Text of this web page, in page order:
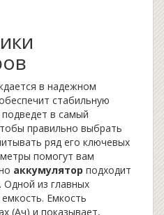
в надежном
стабильную
в самый
правильно выбрать
ряд его ключевых
помогут вам
аккумулятор подходит
из главных
Емкость
(Aч) и показывает,